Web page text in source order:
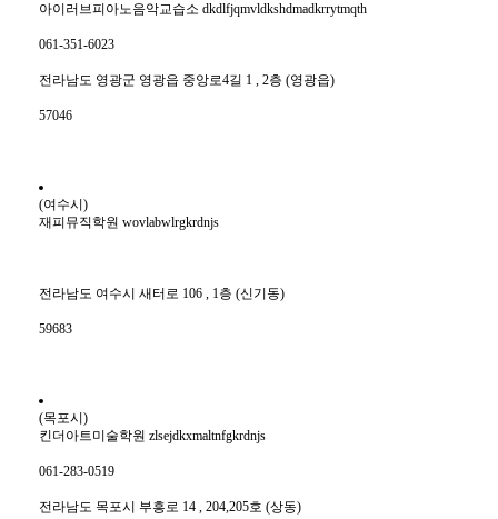
아이러브피아노음악교습소 dkdlfjqmvldkshdmadkrrytmqth
061-351-6023
전라남도 영광군 영광읍 중앙로4길 1 , 2층 (영광읍)
57046
(여수시)
재피뮤직학원 wovlabwlrgkrdnjs
전라남도 여수시 새터로 106 , 1층 (신기동)
59683
(목포시)
킨더아트미술학원 zlsejdkxmaltnfgkrdnjs
061-283-0519
전라남도 목포시 부흥로 14 , 204,205호 (상동)